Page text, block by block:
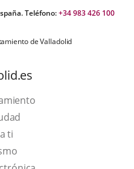
Teléfono:+34 983 426 100
de Valladolid
ti
Este